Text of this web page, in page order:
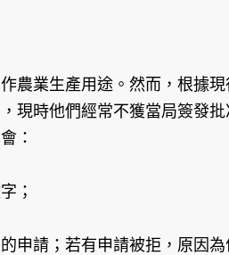
業生產用途。然而，根據現
時他們經常不獲當局簽發
：
；
申請；若有申請被拒，原因為